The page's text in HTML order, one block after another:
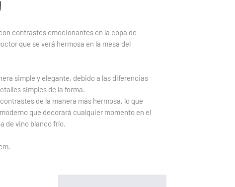
contrastes emocionantes en la copa de
que se verá hermosa en la mesa del
simple y elegante, debido a las diferencias
simples de la forma.
de la manera más hermosa, lo que
que decorará cualquier momento en el
de vino blanco frío.